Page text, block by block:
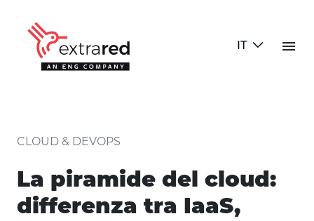
menu
CLOUD & DEVOPS
La piramide del cloud:
differenza tra IaaS,